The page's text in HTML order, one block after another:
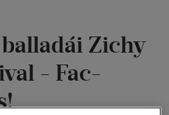
Zichy
- Fac-